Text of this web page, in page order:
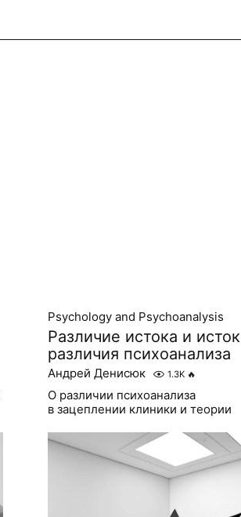
Psychology and Psychoanalysis
Различие истока и исток
различия психоанализа
Андрей Денисюк 1.3K 🔥
О различии психоанализа
в зацеплении клиники и теории